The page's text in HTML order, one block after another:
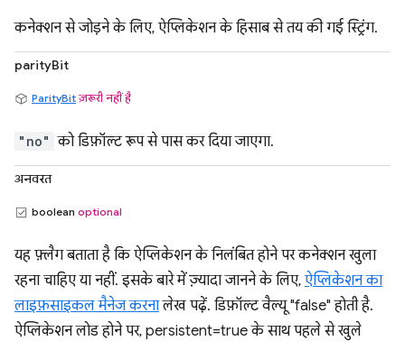
कनेक्शन से जोड़ने के लिए, ऐप्लिकेशन के हिसाब से तय की गई स्ट्रिंग.
parityBit
ParityBit ज़रूरी नहीं है
"no" को डिफ़ॉल्ट रूप से पास कर दिया जाएगा.
अनवरत
boolean optional
यह फ़्लैग बताता है कि ऐप्लिकेशन के निलंबित होने पर कनेक्शन खुला
रहना चाहिए या नहीं. इसके बारे में ज़्यादा जानने के लिए, ऐप्लिकेशन का
लाइफ़साइकल मैनेज करनालेख पढ़ें. डिफ़ॉल्ट वैल्यू "false" होती है.
ऐप्लिकेशन लोड होने पर, persistent=true के साथ पहले से खुले